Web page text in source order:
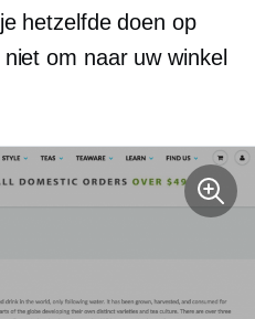
hetzelfde doen op
om naar uw winkel